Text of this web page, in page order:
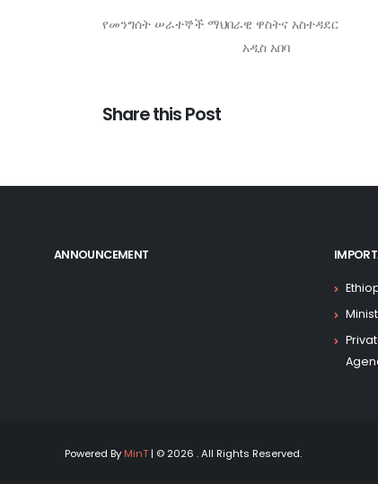
የመንግሰት ሠራተኞች ማህበራዊ ዋስትና አስተዳደር
አዲስ አበባ
Share this Post
ANNOUNCEMENT
Powered By MinT| © 2026 . All Rights Reserved.